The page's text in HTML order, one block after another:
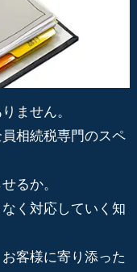
ません。
相続税専門のスペ
るか。
く対応していく知
客様に寄り添った